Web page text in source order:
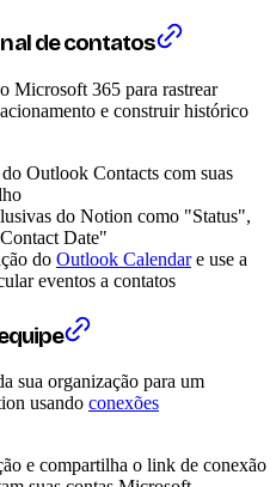
de contatos
Microsoft 365 para rastrear
e construir histórico
Outlook Contacts com suas
do Notion como "Status",
Date"
do Outlook Calendare use a
eventos a contatos
sua organização para um
usando conexões
e compartilha o link de conexão